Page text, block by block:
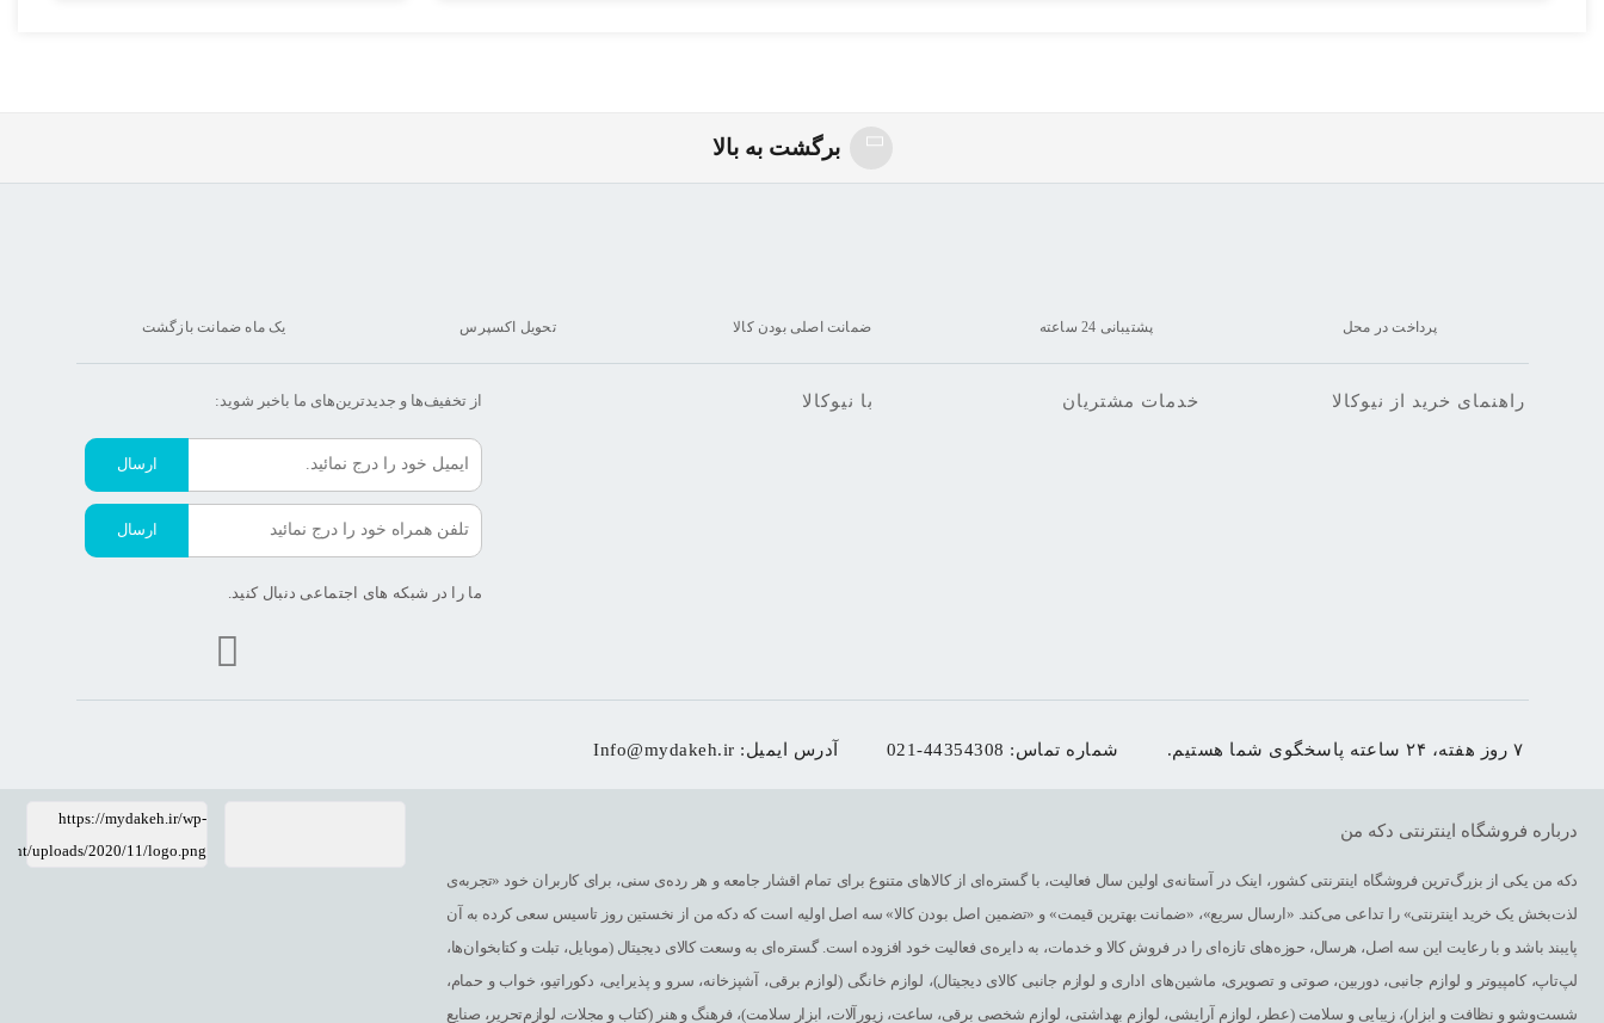
برگشت به بالا
پرداخت در محل پشتیبانی 24 ساعته ضمانت اصلی بودن کالا تحویل اکسپرس یک ماه ضمانت بازگشت
راهنمای خرید از نیوکالا خدمات مشتریان با نیوکالا از تخفیف‌ها و جدیدترین‌های ما‌ باخبر شوید:
ارسال
ارسال
ما را در شبکه های اجتماعی دنبال کنید.
۷ روز هفته، ۲۴ ساعته پاسخگوی شما هستیم. شماره تماس: 021-44354308 آدرس ایمیل: Info@mydakeh.ir
درباره فروشگاه اینترنتی دکه من
دکه من یکی از بزرگ‌ترین فروشگاه اینترنتی کشور، اینک در آستانه‌ی اولین سال فعالیت، با گستره‌ای از کالاهای متنوع برای تمام اقشار جامعه و هر رده‌ی سنی، برای کاربران خود «تجربه‌ی
لذت‌بخش یک خرید اینترنتی» را تداعی می‌کند. «ارسال سریع»، «ضمانت بهترین قیمت» و «تضمین اصل بودن کالا» سه اصل اولیه است که دکه من از نخستین روز تاسیس سعی کرده به آن
پایبند باشد و با رعایت این سه اصل، هرسال، حوزه‌های تازه‌ای را در فروش کالا و خدمات، به دایره‌ی فعالیت خود افزوده است. گستره‌ای به وسعت کالای دیجیتال (موبایل، تبلت و کتابخوان‌ها،
لپ‌تاپ، کامپیوتر و لوازم جانبی، دوربین، صوتی و تصویری، ماشین‌های اداری و لوازم جانبی کالای دیجیتال)، لوازم خانگی (لوازم برقی، آشپزخانه، سرو و پذیرایی، دکوراتیو، خواب و حمام،
شست‌وشو و نظافت و ابزار)، زیبایی و سلامت (عطر، لوازم آرایشی، لوازم بهداشتی، لوازم شخصی برقی، ساعت، زیورآلات، ابزار سلامت)، فرهنگ و هنر (کتاب و مجلات، لوازم‌تحریر، صنایع
https://mydakeh.ir/wp-
uploads/2020/11/logo.png